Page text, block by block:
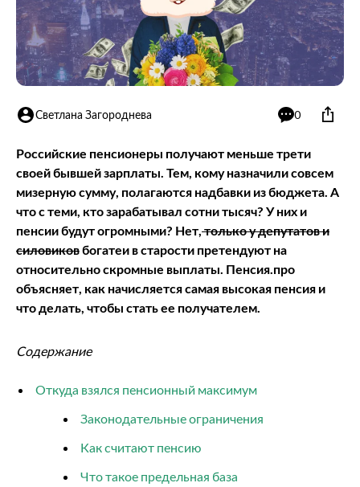
Светлана Загороднева 0
Российские пенсионеры получают меньше трети
своей бывшей зарплаты. Тем, кому назначили совсем
мизерную сумму, полагаются надбавки из бюджета. А
что с теми, кто зарабатывал сотни тысяч? У них и
пенсии будут огромными? Нет,только у депутатов и
силовиковбогатеи в старости претендуют на
относительно скромные выплаты. Пенсия.про
объясняет, как начисляется самая высокая пенсия и
что делать, чтобы стать ее получателем.
Содержание
Откуда взялся пенсионный максимум
Законодательные ограничения
Как считают пенсию
Что такое предельная база